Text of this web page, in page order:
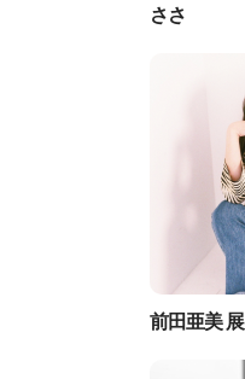
ささ
前田亜美 展